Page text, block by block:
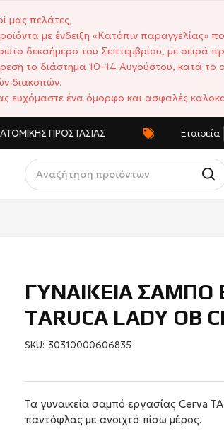
μας πελάτες,
με ένδειξη «Κατόπιν παραγγελίας»
δεκαήμερο του Σεπτεμβρίου, με σειρά
το διάστημα 10–14 Αυγούστου, κατά το
διακοπών.
ευχόμαστε ένα όμορφο και ασφαλές
ΠΡΟΣΤΑΣΊΑΣ Εταιρεία
ΓΥΝΑΙΚΕΙΑ ΣΑΜΠΟ
TARUCA LADY ΟΒ
SKU: 30310000606835
Τα γυναικεία σαμπό εργασίας Cerva
παντόφλας με ανοιχτό πίσω μέρος.